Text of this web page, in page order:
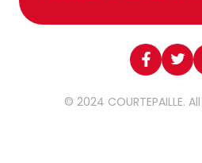
© 2024 COURTEPAILLE.